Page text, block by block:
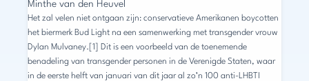
Minthe van den Heuvel
Het zal velen niet ontgaan zijn: conservatieve Amerikanen boycotten
het biermerk Bud Light na een samenwerking met transgender vrouw
Dylan Mulvaney.[1] Dit is een voorbeeld van de toenemende
benadeling van transgender personen in de Verenigde Staten, waar
in de eerste helft van januari van dit jaar al zo’n 100 anti-LHBTI